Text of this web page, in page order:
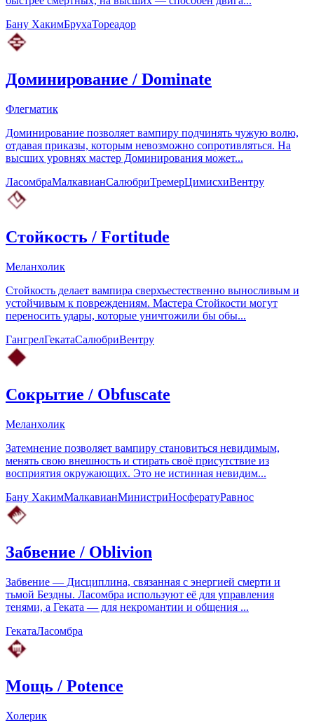
Бану ХакимБрухаТореадор
Доминирование / Dominate
Флегматик
Доминирование позволяет вампиру подчинять чужую волю,
отдавая приказы, которым невозможно сопротивляться. На
высших уровнях мастер Доминирования может...
ЛасомбраМалкавианСалюбриТремерЦимисхиВентру
Стойкость / Fortitude
Меланхолик
Стойкость делает вампира сверхъестественно выносливым и
устойчивым к повреждениям. Мастера Стойкости могут
переносить удары, которые уничтожили бы обы...
ГангрелГекатаСалюбриВентру
Сокрытие / Obfuscate
Меланхолик
Затемнение позволяет вампиру становиться невидимым,
менять свою внешность и стирать своё присутствие из
восприятия окружающих. Это не истинная невидим...
Бану ХакимМалкавианМинистриНосфератуРавнос
Забвение / Oblivion
Забвение — Дисциплина, связанная с энергией смерти и
тьмой Бездны. Ласомбра используют её для управления
тенями, а Геката — для некромантии и общения ...
ГекатаЛасомбра
Мощь / Potence
Холерик